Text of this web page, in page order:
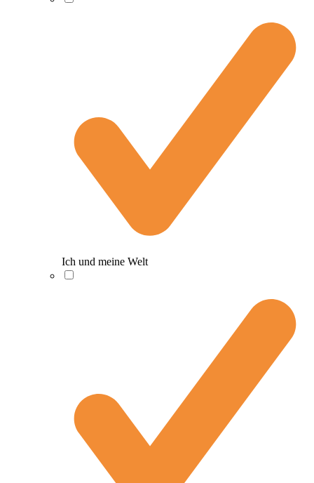
Ich und meine Welt